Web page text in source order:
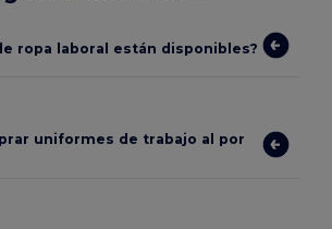
ropa laboral están disponibles?
uniformes de trabajo al por